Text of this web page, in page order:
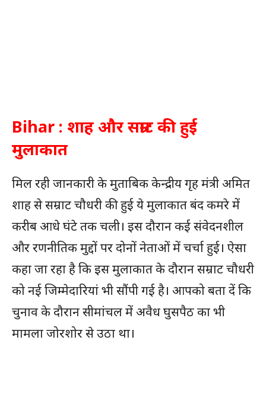
Bihar : शाह और सम्राट की हुई
मुलाकात
मिल रही जानकारी के मुताबिक केन्द्रीय गृह मंत्री अमित
शाह से सम्राट चौधरी की हुई ये मुलाकात बंद कमरे में
करीब आधे घंटे तक चली। इस दौरान कई संवेदनशील
और रणनीतिक मुद्दों पर दोनों नेताओं में चर्चा हुई। ऐसा
कहा जा रहा है कि इस मुलाकात के दौरान सम्राट चौधरी
को नई जिम्मेदारियां भी सौंपी गई है। आपको बता दें कि
चुनाव के दौरान सीमांचल में अवैध घुसपैठ का भी
मामला जोरशोर से उठा था।